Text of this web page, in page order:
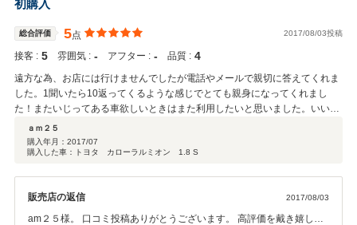
れば遠慮なくお問合せをお待ちしています。 また、愛知にお寄りの節
にはお立ち寄りください。 この度はありがとうございます。
初購入
総合評価 5点 2017/08/03投稿
接客 : 5 雰囲気 : ‐ アフター : ‐ 品質 : 4
遠方な為、お店には行けませんでしたが電話やメールで親切に答えてくれま
した。1聞いたら10返ってくるような感じでとても親身になってくれまし
た！またいじってある車欲しいときはまた利用したいと思いました。いい買
い物ができましたありがとうございました！
ａｍ２５
購入年月： 2017/07
購入した車：トヨタ カローラルミオン 1.8 S
販売店の返信 2017/08/03
am２５様。 口コミ投稿ありがとうございます。 高評価を戴き嬉しく